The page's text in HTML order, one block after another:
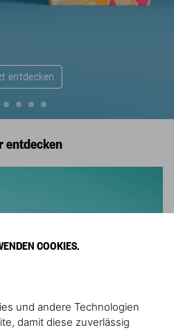
COOKIES.
und andere Technologien
damit diese zuverlässig
entdecken
entdecken